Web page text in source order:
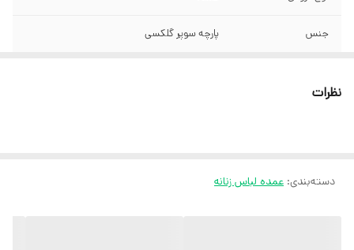
جنس پارچه سوپر گلکسی
نظرات
دسته‌بندی: عمده لباس زنانه